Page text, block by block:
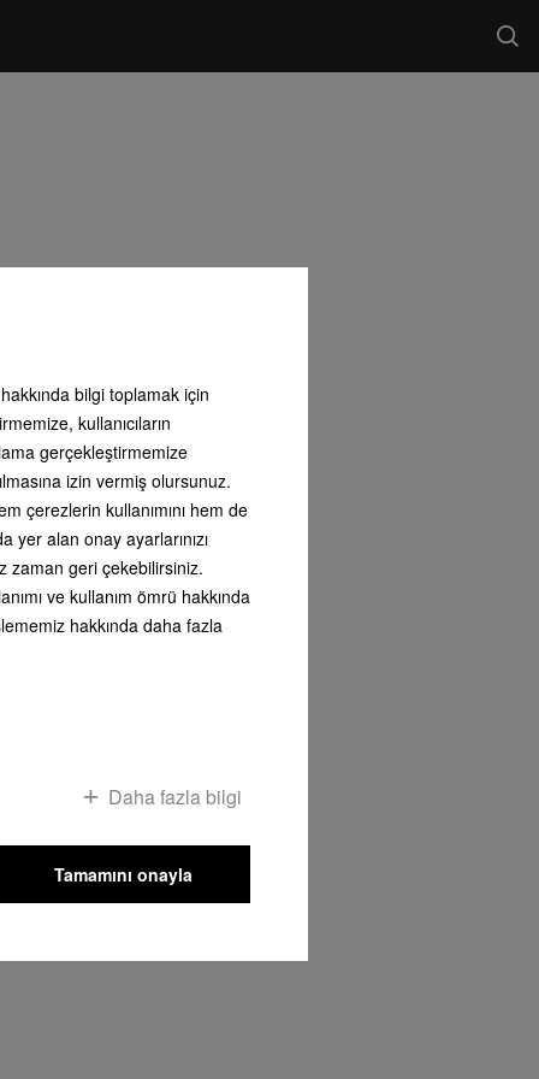
bilgi toplamak için
kullanıcıların
gerçekleştirmemize
izin vermiş olursunuz.
çerezlerin kullanımını hem de
yer alan onay ayarlarınızı
zaman geri çekebilirsiniz.
ve kullanım ömrü hakkında
hakkında daha fazla
Daha fazla bilgi
Tamamını onayla